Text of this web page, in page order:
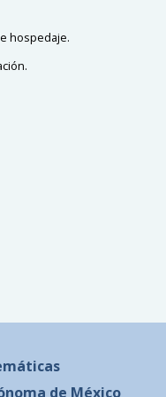
hospedaje.
de México